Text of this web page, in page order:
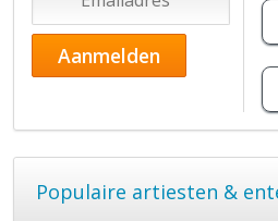
Populaire artiesten &